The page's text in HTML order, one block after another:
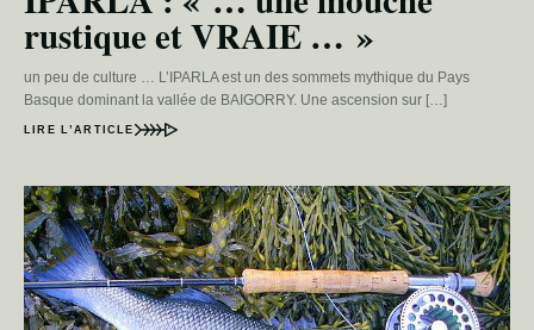
rustique et VRAIE … »
un peu de culture … L’IPARLA est un des sommets mythique du Pays
Basque dominant la vallée de BAIGORRY. Une ascension sur […]
LIRE L’ARTICLE